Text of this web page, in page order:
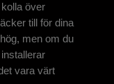
över
till för dina
men om du
vara värt